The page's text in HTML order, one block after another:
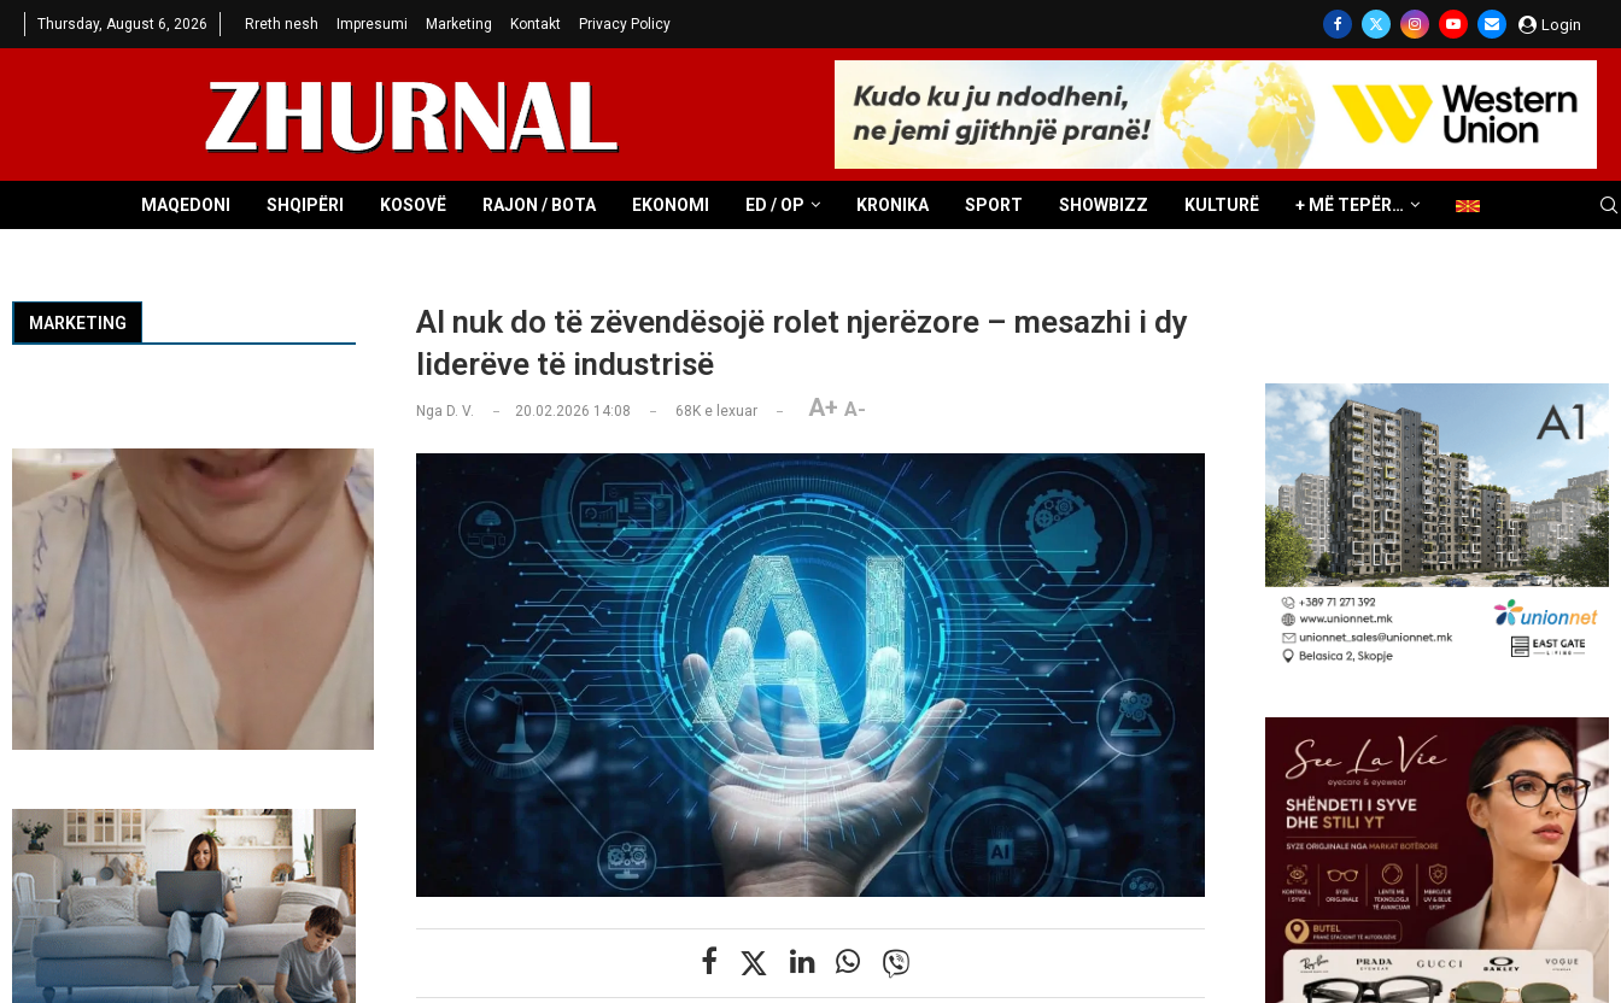
Thursday, August 6, 2026 Rreth nesh Impresumi Marketing Kontakt Privacy Policy Login
MAQEDONI SHQIPËRI KOSOVË RAJON / BOTA EKONOMI ED / OP KRONIKA SPORT SHOWBIZZ KULTURË + MË TEPËR…
Al nuk do të zëvendësojë rolet njerëzore – mesazhi i dy
liderëve të industrisë
Nga D. V. 20.02.2026 14:08 68Ke lexuar A+ A-
MARKETING